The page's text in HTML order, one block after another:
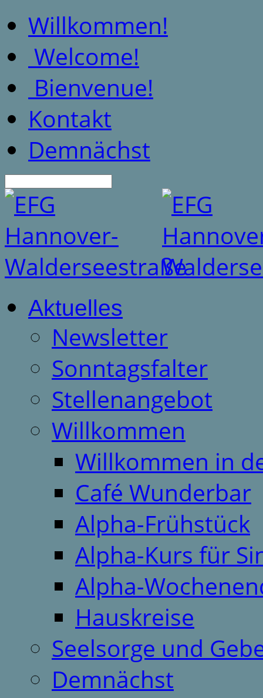
Willkommen!
Welcome!
Bienvenue!
Kontakt
Demnächst
Aktuelles
Newsletter
Sonntagsfalter
Stellenangebot
Willkommen
Willkommen in
Café Wunderbar
Alpha-Frühstück
Alpha-Kurs für
Alpha-
Hauskreise
Seelsorge und
Demnächst